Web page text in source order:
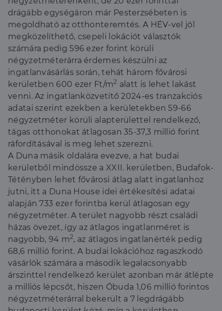
drágább egységáron már Pesterzsébeten is
megoldható az otthonteremtés. A HÉV-vel jól
megközelíthető, csepeli lokációt választók
számára pedig 596 ezer forint körüli
négyzetméterárra érdemes készülni az
ingatlanvásárlás során, tehát három fővárosi
kerületben 600 ezer Ft/m2 alatt is lehet lakást
venni. Az ingatlanközvetítő 2024-es tranzakciós
adatai szerint ezekben a kerületekben 59-66
négyzetméter körüli alapterülettel rendelkező,
tágas otthonokat átlagosan 35-37,3 millió forint
ráfordításával is meg lehet szerezni.
A Duna másik oldalára evezve, a hat budai
kerületből mindössze a XXII. kerületben, Budafok-
Tétényben lehet fővárosi átlag alatt ingatlanhoz
jutni, itt a Duna House idei értékesítési adatai
alapján 733 ezer forintba kerül átlagosan egy
négyzetméter. A terület nagyobb részt családi
házas övezet, így az átlagos ingatlanméret is
nagyobb, 94 m2, az átlagos ingatlanérték pedig
68,6 millió forint. A budai lokációhoz ragaszkodó
vásárlók számára a második legalacsonyabb
árszinttel rendelkező kerület azonban már átlépte
a milliós lépcsőt, hiszen Óbuda 1,06 millió forintos
négyzetméterárral bekerült a 7 legdrágább